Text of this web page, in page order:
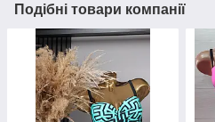
Подібні товари компанії